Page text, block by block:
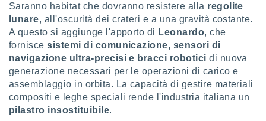
Saranno habitat che dovranno resistere alla regolite
lunare, all'oscurità dei crateri e a una gravità costante.
A questo si aggiunge l'apporto di Leonardo, che
forniscesistemi di comunicazione, sensori di
navigazione ultra-precisi e bracci robotici di nuova
generazione necessari per le operazioni di carico e
assemblaggio in orbita. La capacità di gestire materiali
compositi e leghe speciali rende l'industria italiana un
pilastro insostituibile.